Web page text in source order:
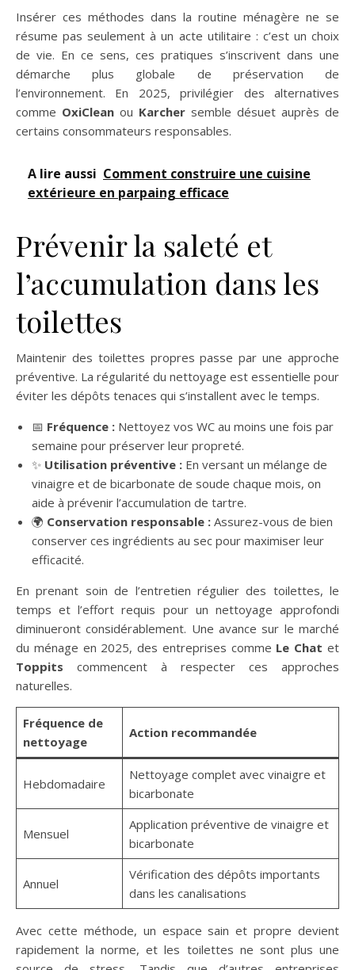
Insérer ces méthodes dans la routine ménagère ne se
résume pas seulement à un acte utilitaire : c’est un choix
de vie. En ce sens, ces pratiques s’inscrivent dans une
démarche plus globale de préservation de
l’environnement. En 2025, privilégier des alternatives
comme OxiClean ou Karcher semble désuet auprès de
certains consommateurs responsables.
A lire aussi Comment construire une cuisine
extérieure en parpaing efficace
Prévenir la saleté et
l’accumulation dans les
toilettes
Maintenir des toilettes propres passe par une approche
préventive. La régularité du nettoyage est essentielle pour
éviter les dépôts tenaces qui s’installent avec le temps.
📅 Fréquence : Nettoyez vos WC au moins une fois par
semaine pour préserver leur propreté.
✨ Utilisation préventive : En versant un mélange de
vinaigre et de bicarbonate de soude chaque mois, on
aide à prévenir l’accumulation de tartre.
🌍 Conservation responsable : Assurez-vous de bien
conserver ces ingrédients au sec pour maximiser leur
efficacité.
En prenant soin de l’entretien régulier des toilettes, le
temps et l’effort requis pour un nettoyage approfondi
diminueront considérablement. Une avance sur le marché
du ménage en 2025, des entreprises comme Le Chat et
Toppits commencent à respecter ces approches
naturelles.
Fréquence de
nettoyage
Action recommandée
Hebdomadaire
Nettoyage complet avec vinaigre et
bicarbonate
Mensuel
Application préventive de vinaigre et
bicarbonate
Annuel
Vérification des dépôts importants
dans les canalisations
Avec cette méthode, un espace sain et propre devient
rapidement la norme, et les toilettes ne sont plus une